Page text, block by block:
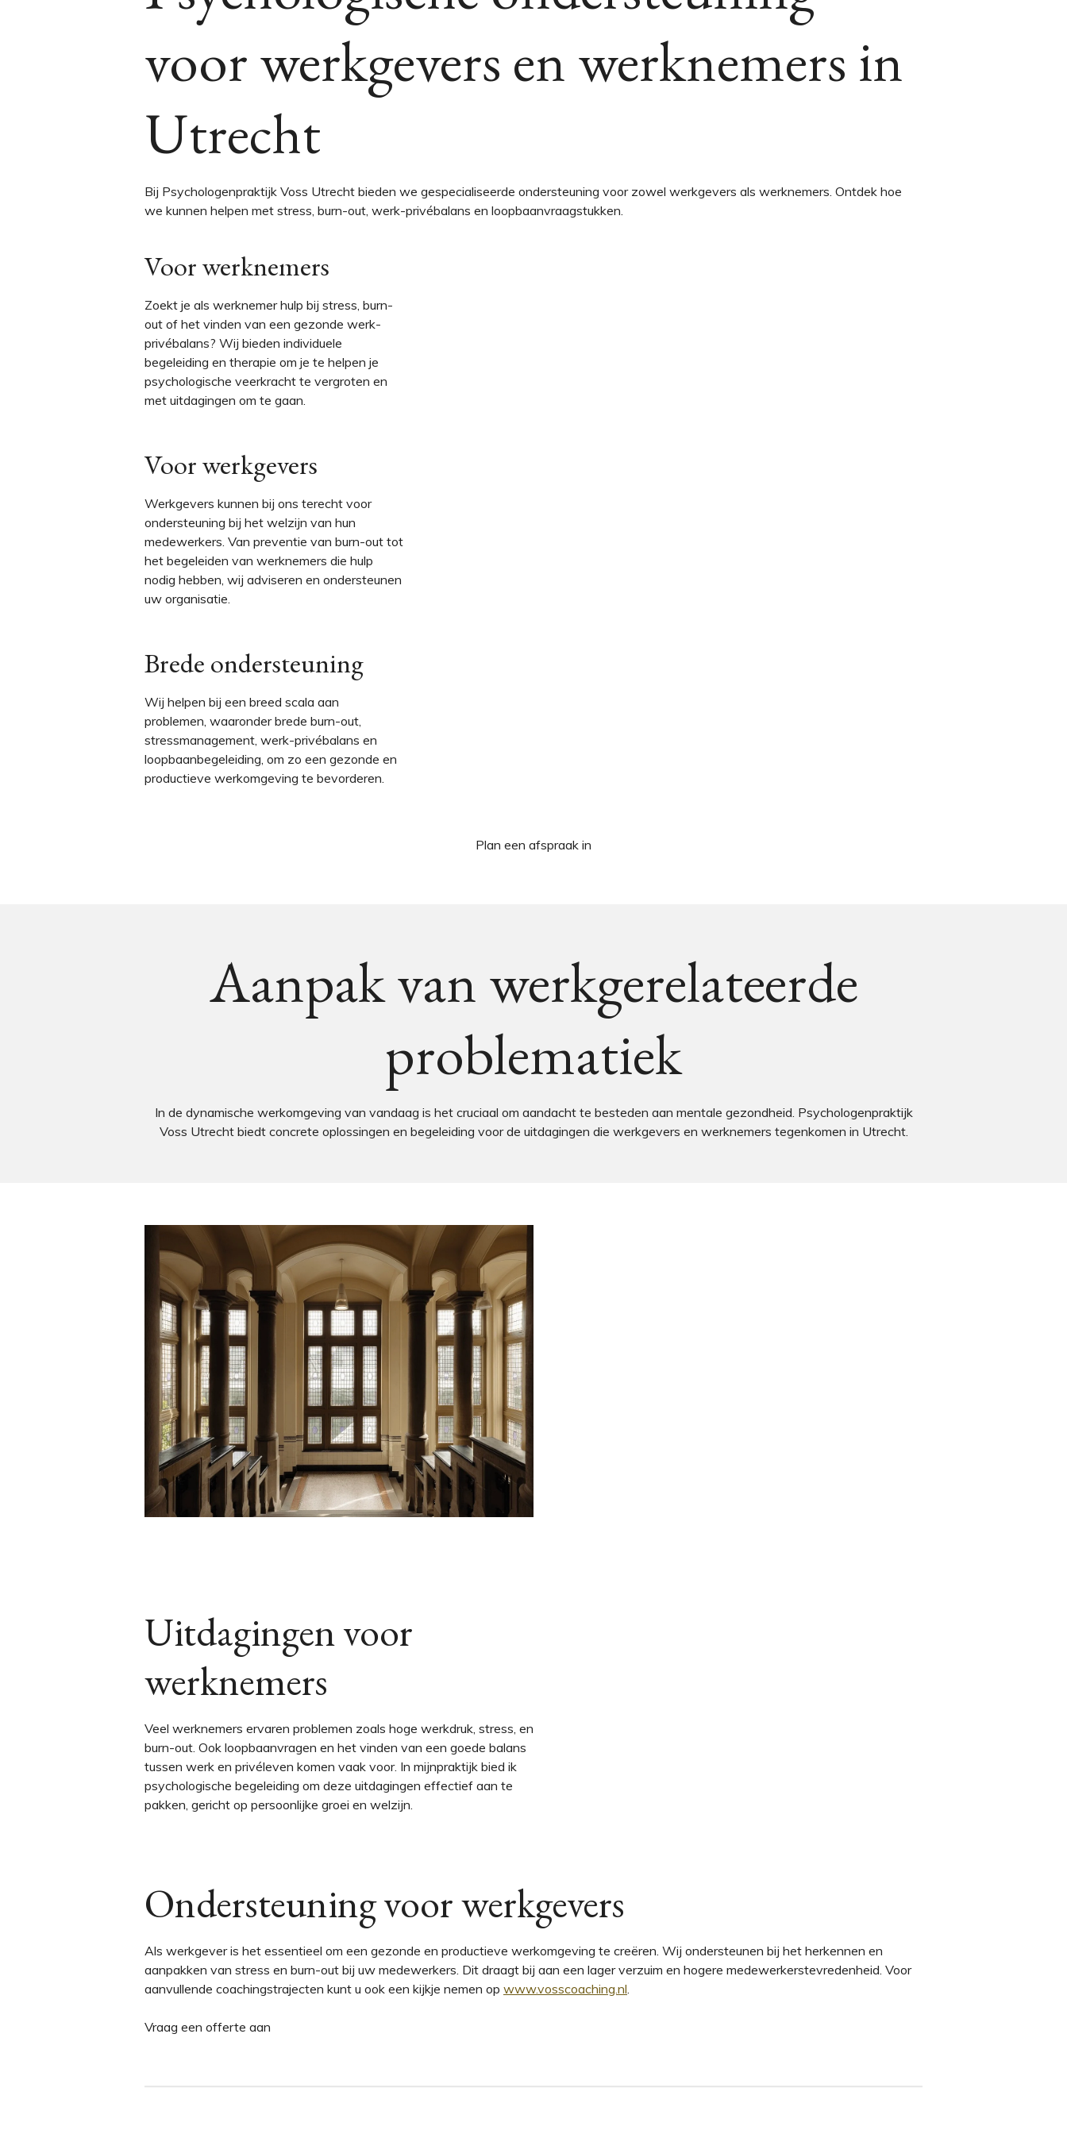
voor werkgevers en werknemers in
Utrecht
Bij Psychologenpraktijk Voss Utrecht bieden we gespecialiseerde ondersteuning voor zowel werkgevers als werknemers. Ontdek hoe
we kunnen helpen met stress, burn-out, werk-privébalans en loopbaanvraagstukken.
Voor werknemers
Zoekt je als werknemer hulp bij stress, burn-
out of het vinden van een gezonde werk-
privébalans? Wij bieden individuele
begeleiding en therapie om je te helpen je
psychologische veerkracht te vergroten en
met uitdagingen om te gaan.
Voor werkgevers
Werkgevers kunnen bij ons terecht voor
ondersteuning bij het welzijn van hun
medewerkers. Van preventie van burn-out tot
het begeleiden van werknemers die hulp
nodig hebben, wij adviseren en ondersteunen
uw organisatie.
Brede ondersteuning
Wij helpen bij een breed scala aan
problemen, waaronder brede burn-out,
stressmanagement, werk-privébalans en
loopbaanbegeleiding, om zo een gezonde en
productieve werkomgeving te bevorderen.
Plan een afspraak in
Aanpak van werkgerelateerde
problematiek
In de dynamische werkomgeving van vandaag is het cruciaal om aandacht te besteden aan mentale gezondheid. Psychologenpraktijk
Voss Utrecht biedt concrete oplossingen en begeleiding voor de uitdagingen die werkgevers en werknemers tegenkomen in Utrecht.
Uitdagingen voor
werknemers
Veel werknemers ervaren problemen zoals hoge werkdruk, stress, en
burn-out. Ook loopbaanvragen en het vinden van een goede balans
tussen werk en privéleven komen vaak voor. In mijnpraktijk bied ik
psychologische begeleiding om deze uitdagingen effectief aan te
pakken, gericht op persoonlijke groei en welzijn.
Ondersteuning voor werkgevers
Als werkgever is het essentieel om een gezonde en productieve werkomgeving te creëren. Wij ondersteunen bij het herkennen en
aanpakken van stress en burn-out bij uw medewerkers. Dit draagt bij aan een lager verzuim en hogere medewerkerstevredenheid. Voor
aanvullende coachingstrajecten kunt u ook een kijkje nemen op www.vosscoaching.nl
Vraag een offerte aan